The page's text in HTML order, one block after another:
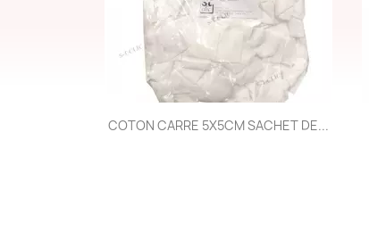
Aperçu rapide
COTON CARRE 5X5CM SACHET DE...